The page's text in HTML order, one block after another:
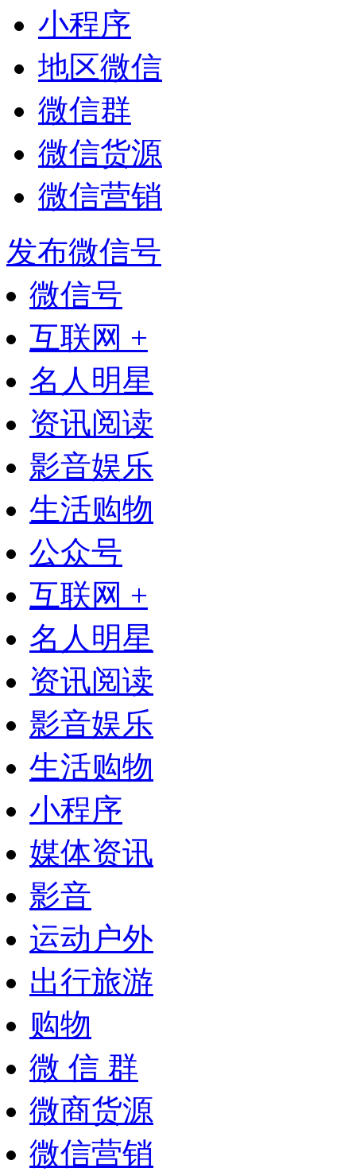
小程序
地区微信
微信群
微信货源
微信营销
发布微信号
微信号
互联网 +
名人明星
资讯阅读
影音娱乐
生活购物
公众号
互联网 +
名人明星
资讯阅读
影音娱乐
生活购物
小程序
媒体资讯
影音
运动户外
出行旅游
购物
微 信 群
微商货源
微信营销